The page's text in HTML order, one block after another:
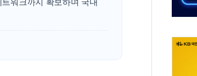
워크까지 확보하며 국내